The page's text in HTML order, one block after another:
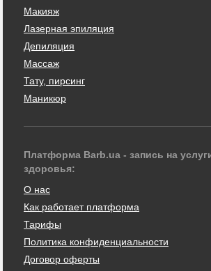
Макияж
Лазерная эпиляция
Депиляция
Массаж
Тату, пирсинг
Маникюр
Платформа Barb.ua - запись на
здоровья:
О нас
Как работает платформа
Тарифы
Политика конфиденциальности
Договор оферты